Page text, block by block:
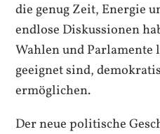
die genug Zeit, Energie
endlose Diskussionen
Wahlen und Parlamente
geeignet sind,
ermöglichen.
Der neue politische